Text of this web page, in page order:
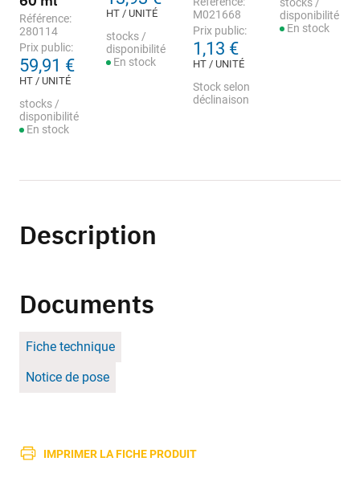
Référence:
280114
Prix public:
59,91 €
HT / UNITÉ
stocks /
disponibilité
En stock
HT / UNITÉ
stocks /
disponibilité
En stock
M021668
Prix public:
1,13 €
HT / UNITÉ
Stock selon
déclinaison
disponibilité
En stock
Description
Documents
Fiche technique
Notice de pose
IMPRIMER LA FICHE PRODUIT